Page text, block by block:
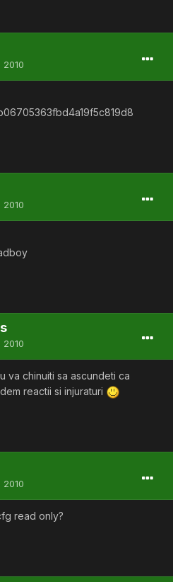
va chinuiti sa ascundeti ca
reactii si injuraturi
read only?